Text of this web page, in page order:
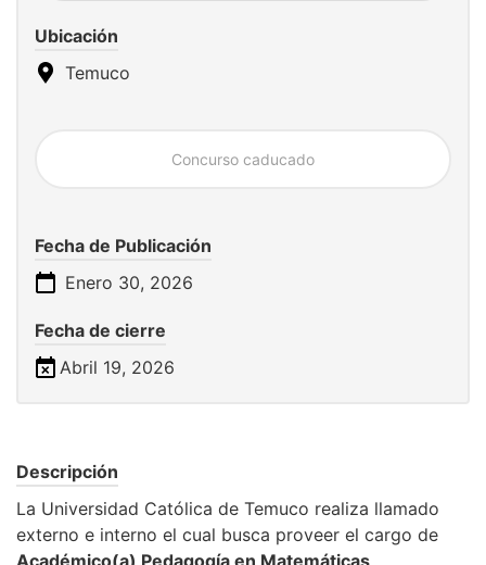
Ubicación
Temuco
Concurso caducado
Fecha de Publicación
Enero 30, 2026
Fecha de cierre
Abril 19, 2026
Descripción
La Universidad Católica de Temuco realiza llamado
externo e interno el cual busca proveer el cargo de